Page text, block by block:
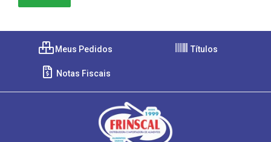
Meus Pedidos Títulos
Notas Fiscais